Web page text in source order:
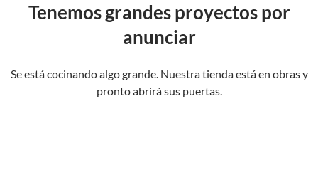
Tenemos grandes proyectos por
anunciar
Se está cocinando algo grande. Nuestra tienda está en obras y
pronto abrirá sus puertas.